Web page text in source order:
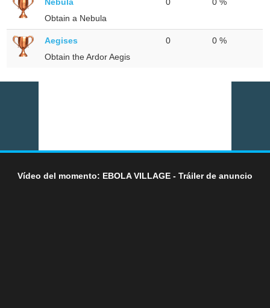
Obtain a Nebula
Aegises
Obtain the Ardor Aegis
0 0 %
Vídeo del momento: EBOLA VILLAGE - Tráiler de anuncio